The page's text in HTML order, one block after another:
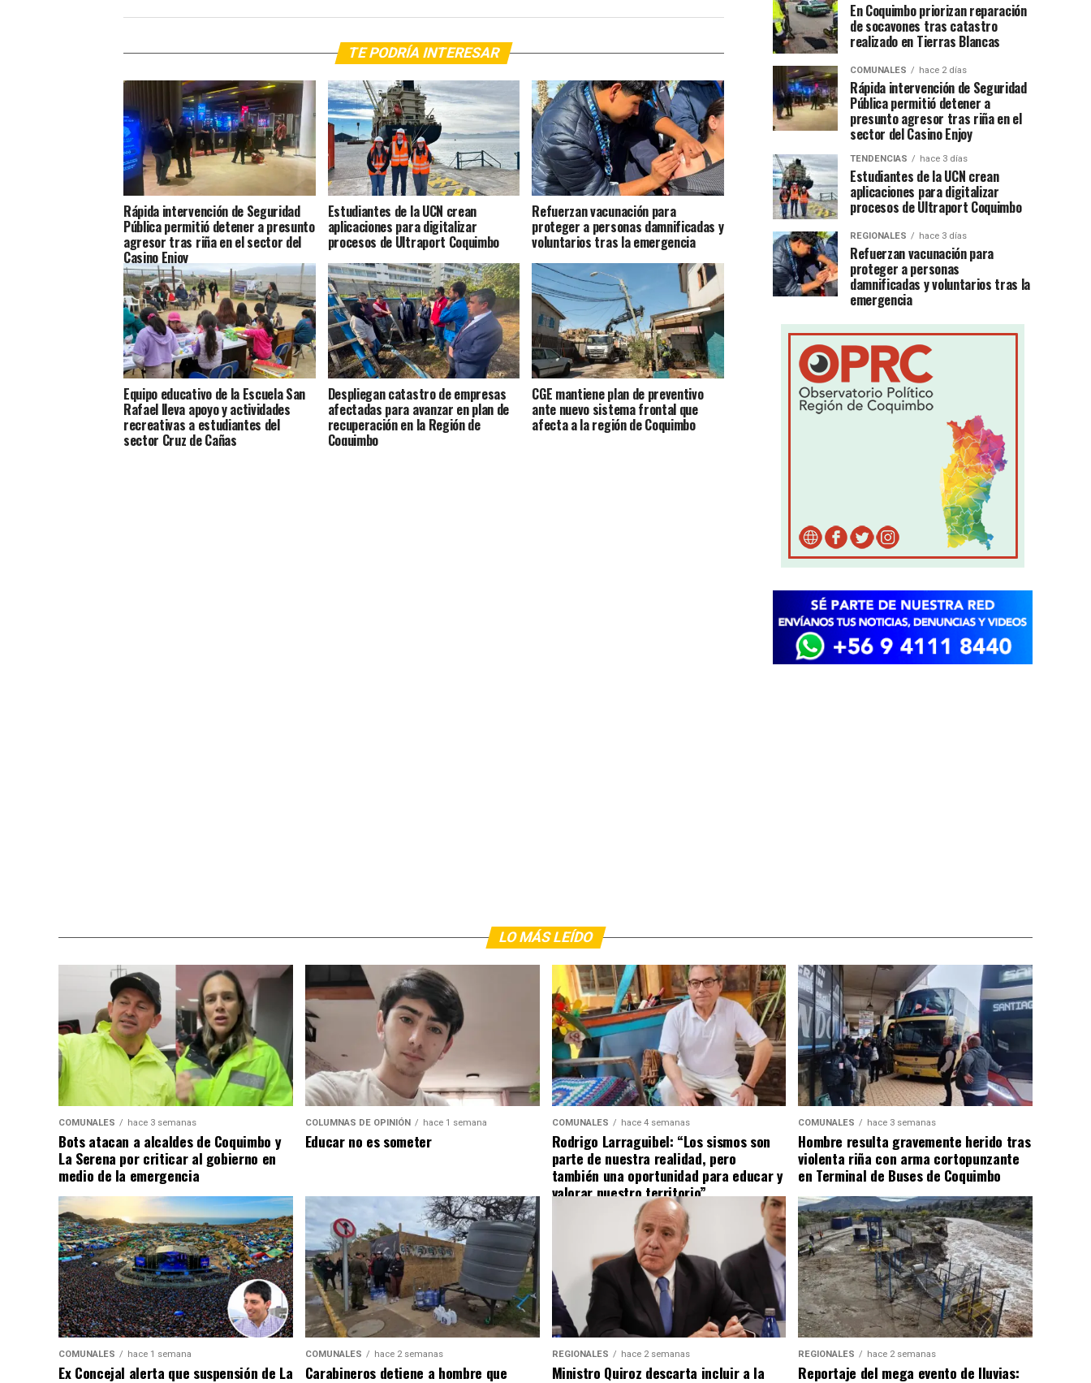
TE PODRÍA INTERESAR
Rápida intervención de Seguridad
Pública permitió detener a presunto
agresor tras riña en el sector del
Casino Enjoy
Estudiantes de la UCN crean
aplicaciones para digitalizar
procesos de Ultraport Coquimbo
Refuerzan vacunación para
proteger a personas damnificadas y
voluntarios tras la emergencia
Equipo educativo de la Escuela San
Rafael lleva apoyo y actividades
recreativas a estudiantes del
sector Cruz de Cañas
Despliegan catastro de empresas
afectadas para avanzar en plan de
recuperación en la Región de
Coquimbo
CGE mantiene plan de preventivo
ante nuevo sistema frontal que
afecta a la región de Coquimbo
En Coquimbo priorizan reparación
de socavones tras catastro
realizado en Tierras Blancas
COMUNALES hace 2 días
Rápida intervención de Seguridad
Pública permitió detener a
presunto agresor tras riña en el
sector del Casino Enjoy
TENDENCIAS hace 3 días
Estudiantes de la UCN crean
aplicaciones para digitalizar
procesos de Ultraport Coquimbo
REGIONALES hace 3 días
Refuerzan vacunación para
proteger a personas
damnificadas y voluntarios tras la
emergencia
LO MÁS LEÍDO
COMUNALES hace 3 semanas
Bots atacan a alcaldes de Coquimbo y
La Serena por criticar al gobierno en
medio de la emergencia
COLUMNAS DE OPINIÓN hace 1 semana
Educar no es someter
COMUNALES hace 4 semanas
Rodrigo Larraguibel: “Los sismos son
parte de nuestra realidad, pero
también una oportunidad para educar y
valorar nuestro territorio”
COMUNALES hace 3 semanas
Hombre resulta gravemente herido tras
violenta riña con arma cortopunzante
en Terminal de Buses de Coquimbo
COMUNALES hace 1 semana
Ex Concejal alerta que suspensión de La
COMUNALES hace 2 semanas
Carabineros detiene a hombre que
REGIONALES hace 2 semanas
Ministro Quiroz descarta incluir a la
REGIONALES hace 2 semanas
Reportaje del mega evento de lluvias: